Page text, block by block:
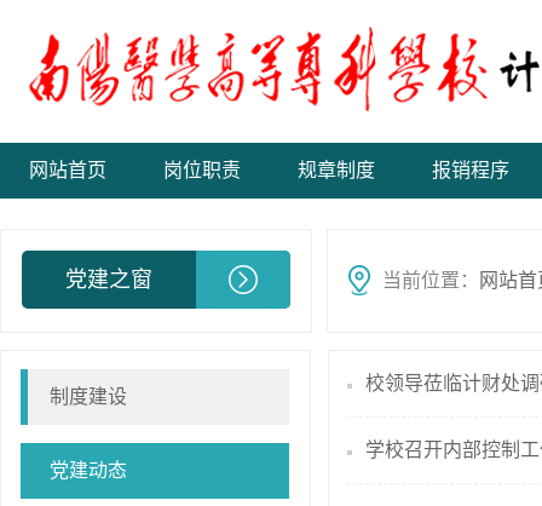
网站首页 岗位职责 规章制度 报销程序
党建之窗 当前位置： 网站首
制度建设
党建动态
校领导莅临计财处
学校召开内部控制